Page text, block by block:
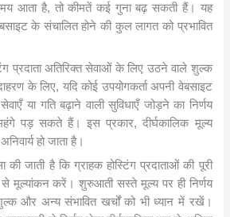
आता है, तो कीमतें कई गुना बढ़ सकती हैं। यह
के संचालित होने की कुल लागत को प्रभावित
प्रदाता अतिरिक्त सेवाओं के लिए उठने वाले शुल्क
के लिए, यदि कोई उपयोगकर्ता अपनी वेबसाइट
या गति बढ़ाने वाली सुविधाएँ जोड़ने का निर्णय
पड़ सकते हैं। इस प्रकार, दीर्घकालिक मूल्य
हो जाता है।
जाती है कि ग्राहक होस्टिंग प्रदाताओं की पूरी
मूल्यांकन करें। शुरुआती सस्ते मूल्य पर ही निर्णय
और अन्य संभावित खर्चों को भी ध्यान में रखें।